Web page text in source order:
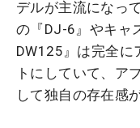
デルが主流になっ
の『DJ-6』やキャ
DW125』は完全に
トにしていて、ア
して独自の存在感